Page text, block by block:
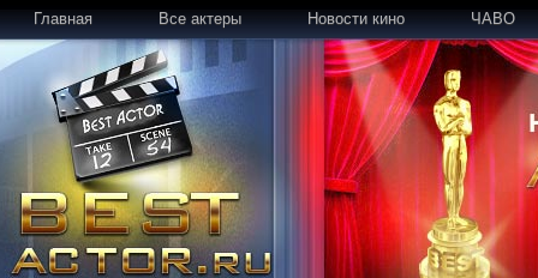
Главная Все актеры Новости кино ЧАВО